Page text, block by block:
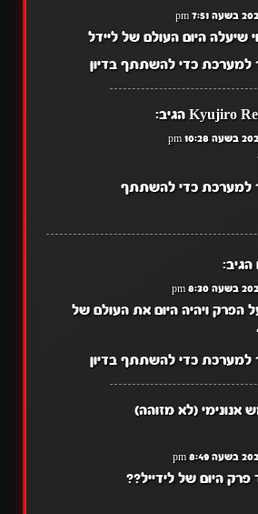
שיעלה היום העולם של ליידל
למערכת כדי להשתתף בדיון
Kyujiro הגיב:
למערכת כדי להשתתף
הגיב:
הפרק ויהיה היום את העולם של
למערכת כדי להשתתף בדיון
(לא מזוהה)
פרק היום של לידייל??